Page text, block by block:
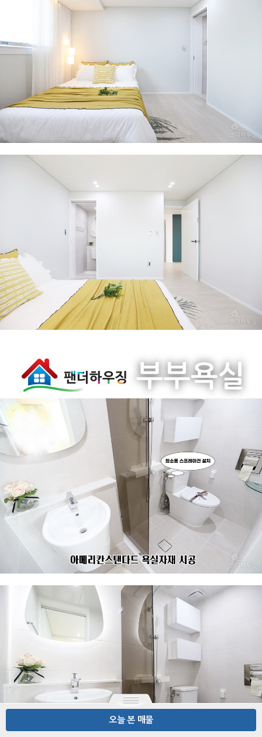
오늘 본 매물